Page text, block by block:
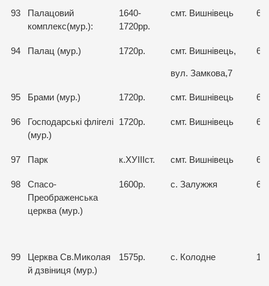
93
Палацовий
комплекс(мур.):
1640-
1720рр.
смт. Вишнівець
94 Палац (мур.) 1720р. смт. Вишнівець,
вул. Замкова,7
95 Брами (мур.) 1720р. смт. Вишнівець
96
Господарські флігелі
(мур.)
1720р. смт. Вишнівець
97 Парк к.ХУІІІст. смт. Вишнівець
98
Спасо-
Преображенська
церква (мур.)
1600р. с. Залужжя
99
Церква Св.Миколая
й дзвіниця (мур.)
1575р. с. Колодне